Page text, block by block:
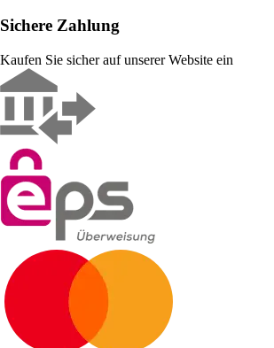
Sichere Zahlung
Kaufen Sie sicher auf unserer Website ein